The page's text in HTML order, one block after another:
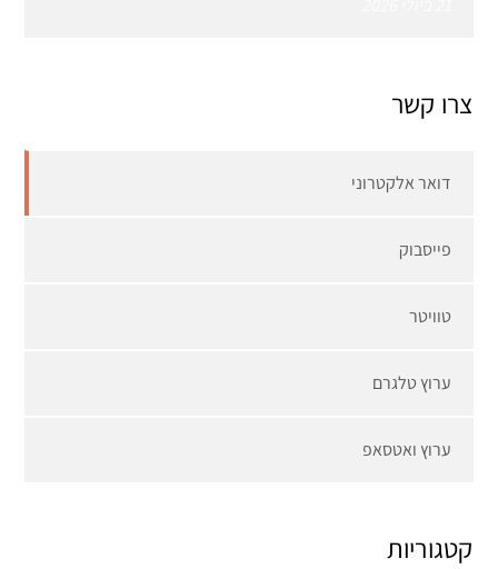
צרו קשר
דואר אלקטרוני
פייסבוק
טוויטר
ערוץ טלגרם
ערוץ ואטסאפ
קטגוריות